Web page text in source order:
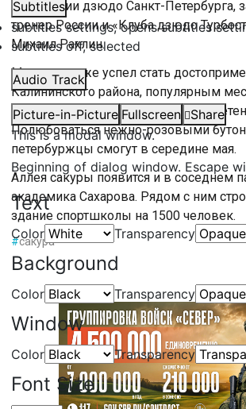
Subtitles
subtitles settings, opens subtitles
subtitles off, selected
Audio Track
Picture-in-Picture Fullscreen
Share
This is a modal window.
Beginning of dialog window. Escape
Text
Color Transparency
Background
Color Transparency
Window
Color Transparency
Font Size
Федерации дзюдо Санкт-Петербурга,
тренер России и «Клуба дзюдо
Михаил Рахлин.
Мини-сад уже успел стать
Калининского района, популярным
фотосессий. Особенно в период
Полюбоваться нежно-розовыми
петербуржцы смогут в середине мая.
Аллея сакуры появится и в соседнем
академика Сахарова. Рядом с ним
здание спортшколы на 1500 человек.
#сакура